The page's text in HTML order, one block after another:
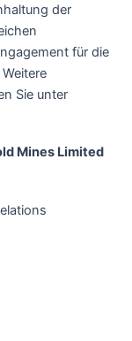
der
für die
Sie unter
Mines Limited